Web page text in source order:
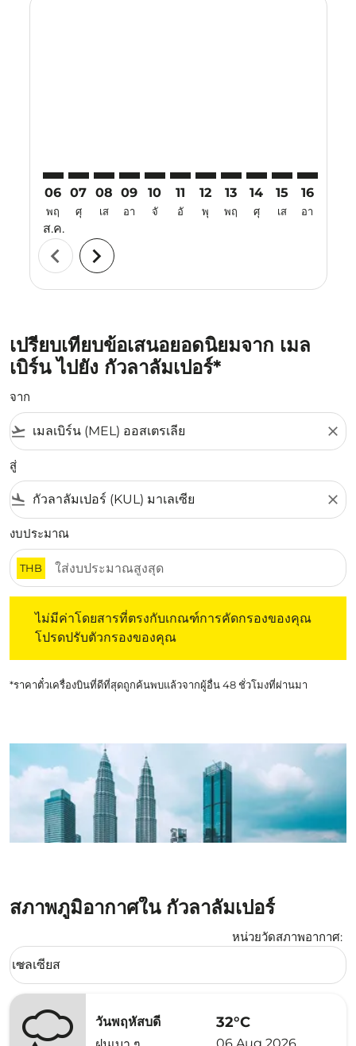
06
พฤ
ส.ค.
07
ศุ
08
เส
09
อา
10
จั
11
อั
12
พุ
13
พฤ
14
ศุ
15
เส
16
อา
chevron_left chevron_right
เปรียบเทียบข้อเสนอยอดนิยมจาก เมล
เบิร์น ไปยัง กัวลาลัมเปอร์*
จาก
flight_takeoff close
สู่
flight_land close
งบประมาณ
THB
ไม่มีค่าโดยสารที่ตรงกับเกณฑ์การคัดกรองของคุณ
โปรดปรับตัวกรองของคุณ
*ราคาตั๋วเครื่องบินที่ดีที่สุดถูกค้นพบแล้วจากผู้อื่น 48 ชั่วโมงที่ผ่านมา
สภาพภูมิอากาศใน กัวลาลัมเปอร์
หน่วยวัดสภาพอากาศ:
Weather unit option เซลเซียส Selected
เซลเซียส
keyboard_arrow_down
วันพฤหัสบดี
32°C
06 Aug 2026